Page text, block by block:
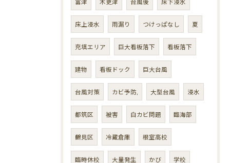
床上浸水 雨漏り つけっぱなし 夏
充填エリア 巨大看板落下 看板落下
建物 看板ドック 巨大台風
台風対策 カビ予防, 大型台風 浸水
都筑区 被害 白カビ問題 臨海部
鶴見区 冷蔵倉庫 根室高校
臨時休校 大量発生 かび 学校